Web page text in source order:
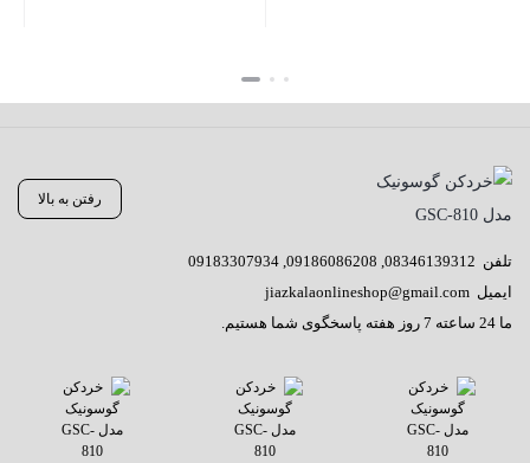
رفتن به بالا
تلفن 08346139312
,
09186086208
,
09183307934
ایمیل jiazkalaonlineshop@gmail.com
ما 24 ساعته 7 روز هفته پاسخگوی شما هستیم.